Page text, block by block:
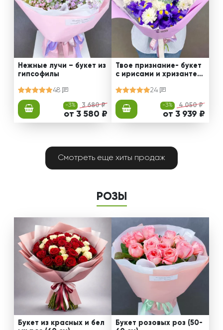
Нежные лучи – букет из
гипсофилы
48
-3% 3 680 ₽
от 3 580 ₽
Твое признание- букет
с ирисами и хризантем
24
-3% 4 050 ₽
от 3 939 ₽
Смотреть еще хиты продаж
РОЗЫ
Букет из красных и бел
Букет розовых роз (50-